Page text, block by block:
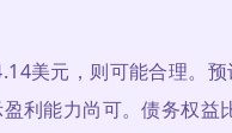
美元，则可能合理。
利能力尚可。债务权益